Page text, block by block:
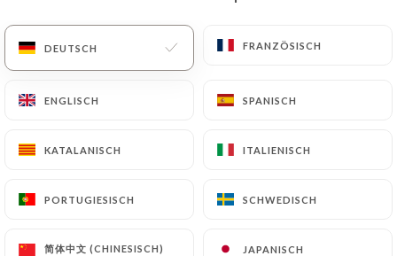
DEUTSCH FRANZÖSISCH
ENGLISCH SPANISCH
KATALANISCH ITALIENISCH
PORTUGIESISCH SCHWEDISCH
简体中文 (CHINESISCH) JAPANISCH
Kontakt
DEUTSCH FRANZÖSISCH
ENGLISCH SPANISCH
KATALANISCH ITALIENISCH
PORTUGIESISCH SCHWEDISCH
简体中文 (CHINESISCH) JAPANISCH